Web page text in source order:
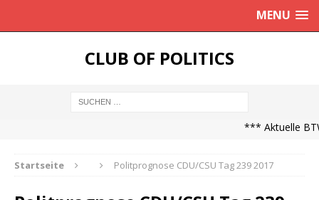
MENU
CLUB OF POLITICS
*** Aktuelle
Startseite Politprognose CDU/CSU Tag 239 2017